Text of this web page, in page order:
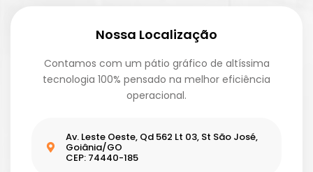
Nossa Localização
Contamos com um pátio gráfico de altíssima
tecnologia 100% pensado na melhor eficiência
operacional.
Av. Leste Oeste, Qd 562 Lt 03, St São José,
Goiânia/GO
CEP: 74440-185